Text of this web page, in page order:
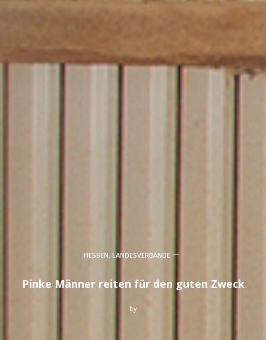
HESSEN, LANDESVERBÄNDE
Pinke Männer reiten für den guten Zweck
by